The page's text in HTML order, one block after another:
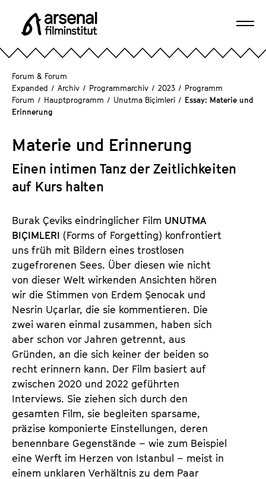
e r
s
e
n
a
F
i
l
m
n
s
t
i
t
u
t
e
.
V
.
Forum & Forum
Expanded / Archiv / Programmarchiv / 2023 / Programm
Forum / Hauptprogramm / Unutma Biçimleri / Essay: Materie und
Erinnerung
Materie und Erinnerung
Einen intimen Tanz der Zeitlichkeiten
auf Kurs halten
Burak Çeviks eindringlicher Film UNUTMA
BIÇIMLERI (Forms of Forgetting) konfrontiert
uns früh mit Bildern eines trostlosen
zugefrorenen Sees. Über diesen wie nicht
von dieser Welt wirkenden Ansichten hören
wir die Stimmen von Erdem Şenocak und
Nesrin Uçarlar, die sie kommentieren. Die
zwei waren einmal zusammen, haben sich
aber schon vor Jahren getrennt, aus
Gründen, an die sich keiner der beiden so
recht erinnern kann. Der Film basiert auf
zwischen 2020 und 2022 geführten
Interviews. Sie ziehen sich durch den
gesamten Film, sie begleiten sparsame,
präzise komponierte Einstellungen, deren
benennbare Gegenstände – wie zum Beispiel
eine Werft im Herzen von Istanbul – meist in
einem unklaren Verhältnis zu dem Paar